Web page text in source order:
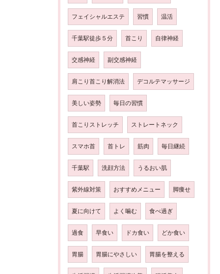
フェイシャルエステ 習慣 温活
千葉駅徒歩５分 首こり 自律神経
交感神経 副交感神経
肩こり首こり解消法 デコルテマッサージ
美しい姿勢 毎日の習慣
首こりストレッチ ストレートネック
スマホ首 首トレ 筋肉 毎日継続
千葉駅 洗顔方法 うるおい肌
紫外線対策 おすすめメニュー 脚痩せ
夏に向けて よく噛む 食べ過ぎ
過食 早食い ドカ食い どか食い
胃腸 胃腸にやさしい 胃腸を整える